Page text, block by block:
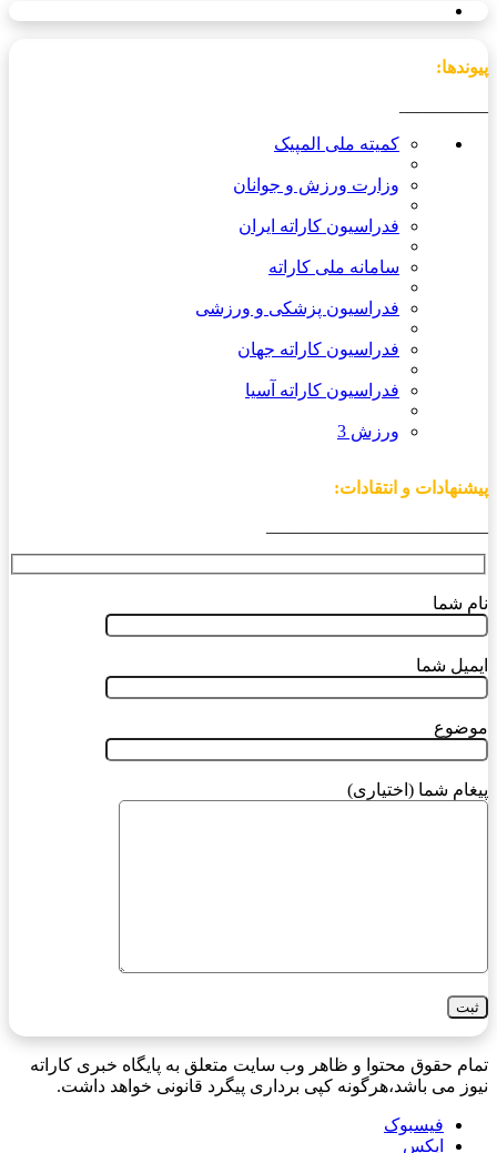
پیوندها:
کمیته ملی المپیک
وزارت ورزش و جوانان
فدراسیون کاراته ایران
سامانه ملی کاراته
فدراسیون پزشکی و ورزشی
فدراسیون کاراته جهان
فدراسیون کاراته آسیا
ورزش 3
پیشنهادات و انتقادات:
نام شما
ایمیل شما
موضوع
پیغام شما (اختیاری)
تمام حقوق محتوا و ظاهر وب سایت متعلق به پایگاه خبری کاراته
نیوز می باشد،هرگونه کپی برداری پیگرد قانونی خواهد داشت.
فیسبوک
ایکس